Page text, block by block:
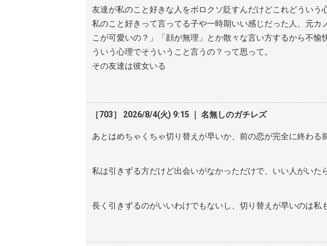
友達が私のこと好きな人をボロクソ貶すんだけどこれどういう
私のこと好きって言ってる子や一時期いい感じだった人、元
こが可愛いの？」「顔が無理」とか散々な言い方するから不
ういう心理でそういうこと言うの？って思って。
その友達は彼女いる
［703］ 2026/8/4(火) 9:15 ｜ 名無しのガチレズ
あとはめちゃくちゃ切り替えが早いか、前の恋が完全に終わる
私は引きずる方だけど出会いがなかっただけで、いい人がいた
長く引きずるのがいいわけでもないし、切り替えが早いのは私